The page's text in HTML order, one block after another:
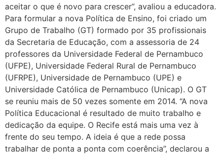
aceitar o que é novo para crescer”, avaliou a educadora.
Para formular a nova Política de Ensino, foi criado um
Grupo de Trabalho (GT) formado por 35 profissionais
da Secretaria de Educação, com a assessoria de 24
professores da Universidade Federal de Pernambuco
(UFPE), Universidade Federal Rural de Pernambuco
(UFRPE), Universidade de Pernambuco (UPE) e
Universidade Católica de Pernambuco (Unicap). O GT
se reuniu mais de 50 vezes somente em 2014. “A nova
Política Educacional é resultado de muito trabalho e
dedicação da equipe. O Recife está mais uma vez à
frente do seu tempo. A ideia é que a rede possa
trabalhar de ponta a ponta com coerência”, declarou a